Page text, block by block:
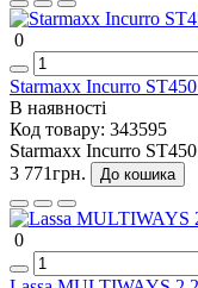
0
Starmaxx Incurro
В наявності
Код товару: 343595
Starmaxx Incurro
3 771грн.
До кошика
0